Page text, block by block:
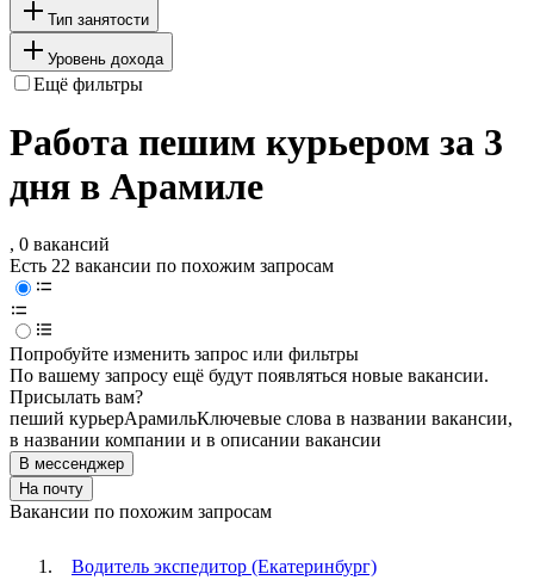
Тип занятости
Уровень дохода
Ещё фильтры
Работа пешим курьером за 3
дня в Арамиле
, 0 вакансий
Есть 22 вакансии по похожим запросам
Попробуйте изменить запрос или фильтры
По вашему запросу ещё будут появляться новые вакансии.
Присылать вам?
пеший курьерАрамильКлючевые слова в названии вакансии,
в названии компании и в описании вакансии
В мессенджер
На почту
Вакансии по похожим запросам
Водитель экспедитор (Екатеринбург)